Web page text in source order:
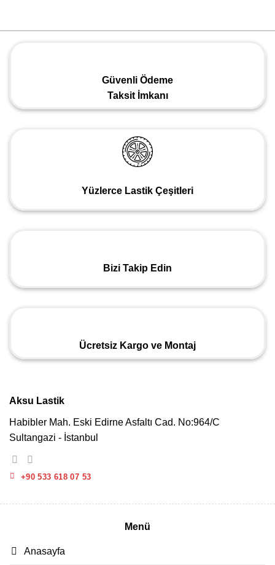
Güvenli Ödeme
Taksit İmkanı
Yüzlerce Lastik Çeşitleri
Bizi Takip Edin
Ücretsiz Kargo ve Montaj
Aksu Lastik
Habibler Mah. Eski Edirne Asfaltı Cad. No:964/C
Sultangazi - İstanbul
+90 533 618 07 53
Menü
Anasayfa